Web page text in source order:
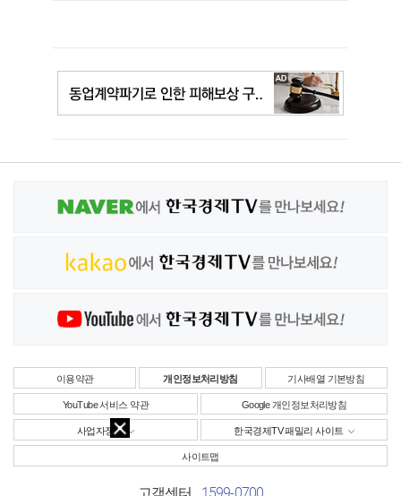
이용약관 개인정보처리방침 기사배열 기본방침
YouTube 서비스 약관 Google 개인정보처리방침
사업자정보 한국경제TV 패밀리 사이트
사이트맵
고객센터